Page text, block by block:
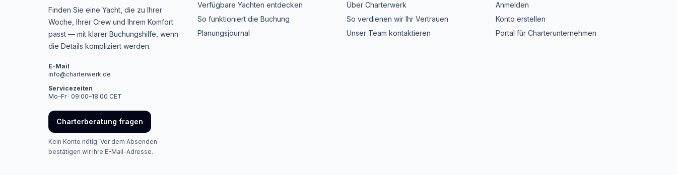
Finden Sie eine Yacht, die zu Ihrer
Woche, Ihrer Crew und Ihrem Komfort
passt — mit klarer Buchungshilfe, wenn
die Details kompliziert werden.
E-Mail
info@charterwerk.de
Servicezeiten
Mo–Fr · 09:00–18:00 CET
Charterberatung fragen
Kein Konto nötig. Vor dem Absenden
bestätigen wir Ihre E-Mail-Adresse.
Verfügbare Yachten entdecken
So funktioniert die Buchung
Planungsjournal
Über Charterwerk
So verdienen wir Ihr Vertrauen
Unser Team kontaktieren
Anmelden
Konto erstellen
Portal für Charterunternehmen